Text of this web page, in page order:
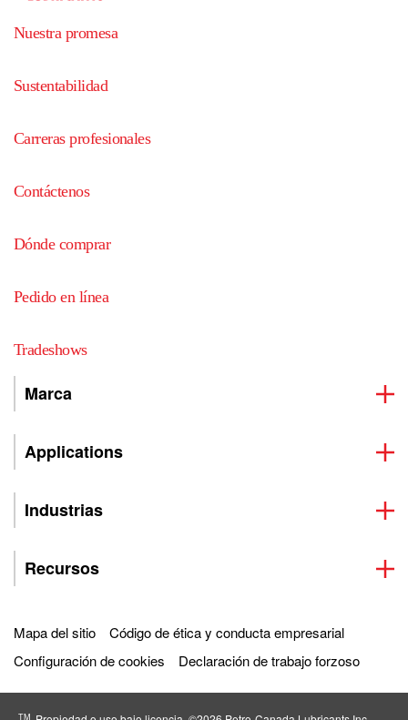
Nuestra promesa
Sustentabilidad
Carreras profesionales
Contáctenos
Dónde comprar
Pedido en línea
Tradeshows
Marca
Applications
Industrias
Recursos
Mapa del sitio
Código de ética y conducta empresarial
Configuración de cookies
Declaración de trabajo forzoso
TM